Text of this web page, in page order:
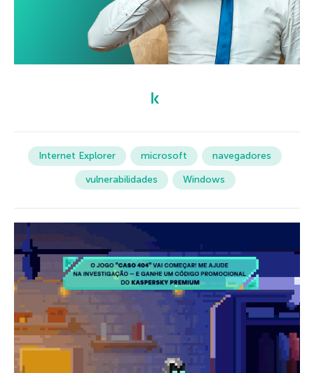
Internet Explorer microsoft
navegadores
vulnerabilidades
Windows